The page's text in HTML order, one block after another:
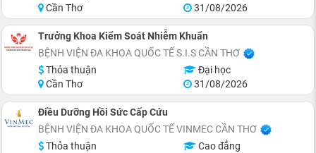
Cần Thơ
31/08/2026
Trưởng Khoa Kiểm Soát Nhiễm Khuẩn
BỆNH VIỆN ĐA KHOA QUỐC TẾ S.I.S CẦN THƠ
Thỏa thuận
Đại học
Cần Thơ
31/08/2026
Điều Dưỡng Hồi Sức Cấp Cứu
BỆNH VIỆN ĐA KHOA QUỐC TẾ VINMEC CẦN THƠ
Thỏa thuận
Cao đẳng